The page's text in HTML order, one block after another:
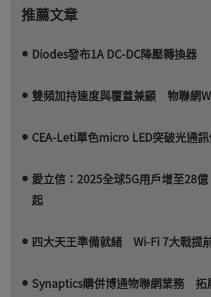
推薦文章
Diodes發布1A DC-DC降壓轉換器
雙頻加持速度與覆蓋兼顧 物聯網
CEA-Leti單色micro LED突破光通
愛立信：2025全球5G用戶增至28
起
四大天王準備就緒 Wi-Fi 7大戰提
Synaptics購併博通物聯網業務 拓